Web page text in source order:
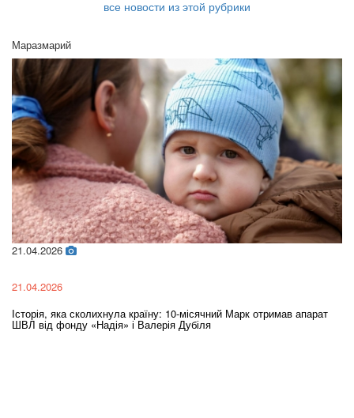
все новости из этой рубрики
Маразмарий
21.04.2026
21.04.2026
Історія, яка сколихнула країну: 10-місячний Марк отримав апарат
ШВЛ від фонду «Надія» і Валерія Дубіля